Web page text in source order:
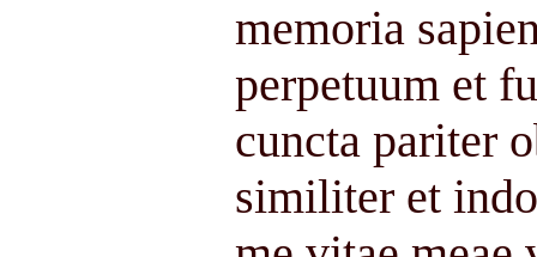
memoria
perpetuum et
cuncta pariter
similiter et